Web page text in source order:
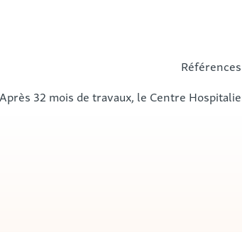
Références
32 mois de travaux, le Centre